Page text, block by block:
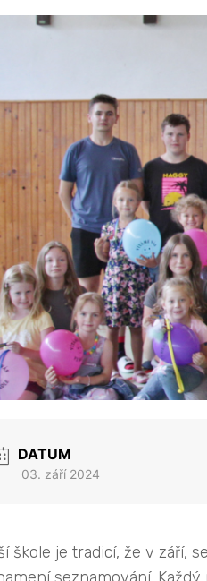
DATUM
03. září 2024
škole je tradicí, že v září,
seznamování.